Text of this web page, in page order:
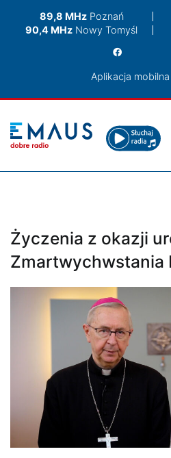
89,8 MHzPoznań
90,4 MHz Nowy Tomyśl
Aplikacja mobilna
Życzenia z okazji
Zmartwychwstania